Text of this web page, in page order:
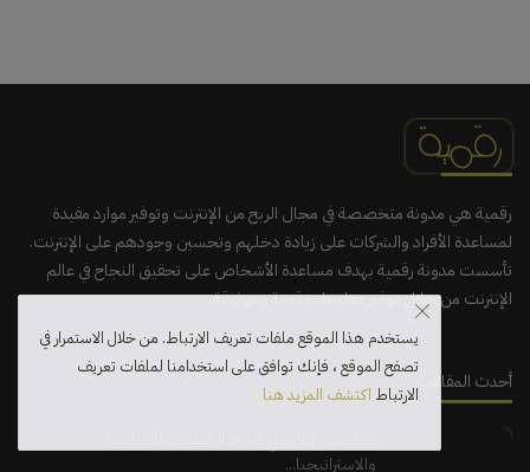
رقمية هي مدونة متخصصة في مجال الربح من الإنترنت وتوفير موارد مفيدة
لمساعدة الأفراد والشركات على زيادة دخلهم وتحسين وجودهم على الإنترنت.
تأسست مدونة رقمية بهدف مساعدة الأشخاص على تحقيق النجاح في عالم
الإنترنت من خلال توفير معلومات قيمة وموثوقة.
أحدث المقالات
والاستراتيجيا...
يستخدم هذا الموقع ملفات تعريف الارتباط. من خلال الاستمرار في
تصفح الموقع ، فإنك توافق على استخدامنا لملفات تعريف
الارتباط اكتشف المزيد هنا